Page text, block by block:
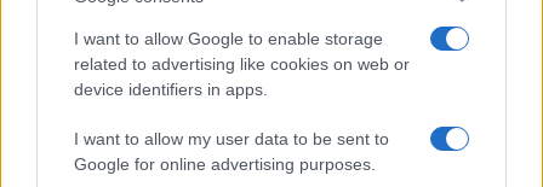
I want to allow Google to enable storage
related to advertising like cookies on web or
device identifiers in apps.
I want to allow my user data to be sent to
Google for online advertising purposes.
Πιο σχολιασμένα
Μητσοτάκης στην υπογραφή συμφωνίας
για την ηλεκτρική διασύνδεση Ελλάδας –